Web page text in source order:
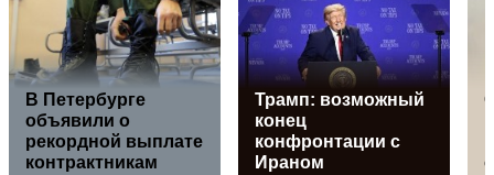
В Петербурге
объявили о
рекордной выплате
контрактникам
Трамп: возможный
конец
конфронтации с
Ираном